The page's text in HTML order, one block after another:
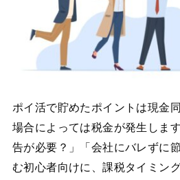
ポイ活で貯めたポイントは現金
場合によっては税金が発生しま
告が必要？」「会社にバレずに
む初心者向けに、課税タイミン